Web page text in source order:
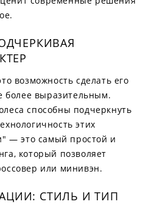
возможность сделать его
более выразительным.
способны подчеркнуть
этих
— это самый простой и
который позволяет
или минивэн.
СТИЛЬ И ТИП